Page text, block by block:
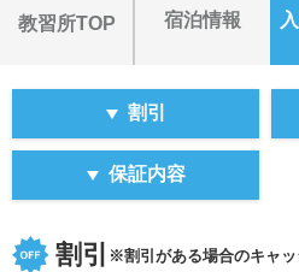
教習所TOP 宿泊情報
割引
保証内容
割引
※割引がある場合のキャ